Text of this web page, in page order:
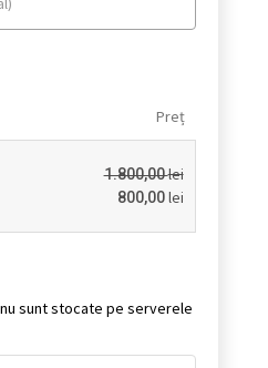
Preț
1.800,00lei
800,00lei
sunt stocate pe serverele